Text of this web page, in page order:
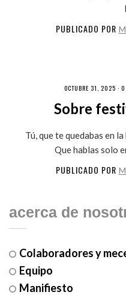
PUBLICADO POR
OCTUBRE 31, 2025 · 0
Sobre
Tú, que te quedabas en
Que hablas solo
PUBLICADO POR
acerca de
Colaboradores y
Equipo
Manifiesto